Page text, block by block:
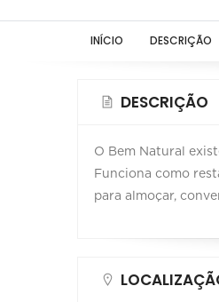
INÍCIO DESCRIÇÃO
DESCRIÇÃO
O Bem Natural
Funciona como
para almoçar,